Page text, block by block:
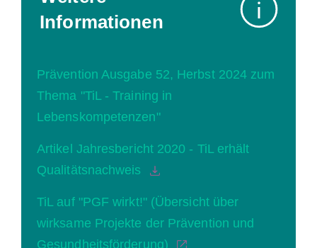
Informationen
Prävention Ausgabe 52, Herbst 2024 zum
Thema "TiL - Training in
Lebenskompetenzen"
Artikel Jahresbericht 2020 - TiL erhält
Qualitätsnachweis
TiL auf "PGF wirkt!" (Übersicht über
wirksame Projekte der Prävention und
Gesundheitsförderung)